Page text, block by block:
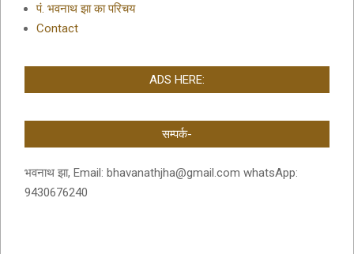
पं. भवनाथ झा का परिचय
Contact
ADS HERE:
सम्पर्क-
भवनाथ झा, Email: bhavanathjha@gmail.com whatsApp:
9430676240